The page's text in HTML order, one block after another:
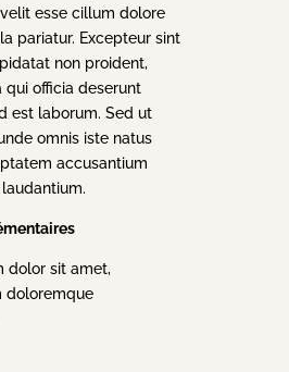
esse cillum dolore
pariatur. Excepteur sint
non proident,
qui officia deserunt
est laborum. Sed ut
omnis iste natus
accusantium
dolor sit amet,
doloremque